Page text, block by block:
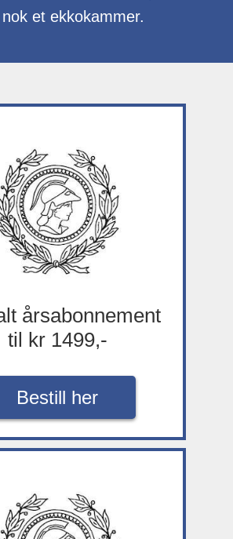
et ekkokammer.
årsabonnement
til kr 1499,-
Bestill her